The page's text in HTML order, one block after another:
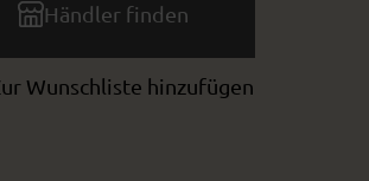
Händler finden
Wunschliste hinzufügen